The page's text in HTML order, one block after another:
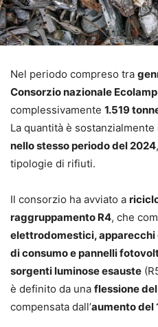
Nel periodo compreso tra
Consorzio nazionale Ecolamp
complessivamente 1.519
La quantità è sostanzialmente
nello stesso periodo del 2024
tipologie di rifiuti.
Il consorzio ha avviato a
raggruppamento R4, che
elettrodomestici,
di consumo e pannelli
sorgenti luminose esauste
è definito da una flessione
compensata dall’aumento del